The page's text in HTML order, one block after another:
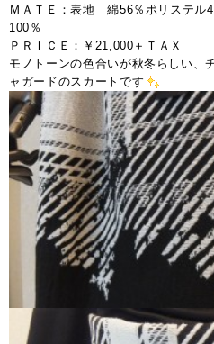
ＭＡＴＥ：表地 綿56％ポリステ
100％
ＰＲＩＣＥ：￥21,000＋ＴＡＸ
モノトーンの色合いが秋冬らしい、
ャガードのスカートです